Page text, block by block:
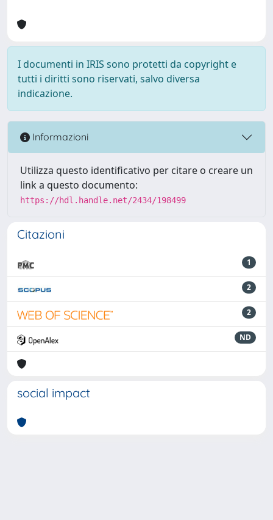
I documenti in IRIS sono protetti da copyright e
tutti i diritti sono riservati, salvo diversa
indicazione.
Informazioni
Utilizza questo identificativo per citare o creare un
link a questo documento:
https://hdl.handle.net/2434/198499
Citazioni
1
2
2
ND
social impact